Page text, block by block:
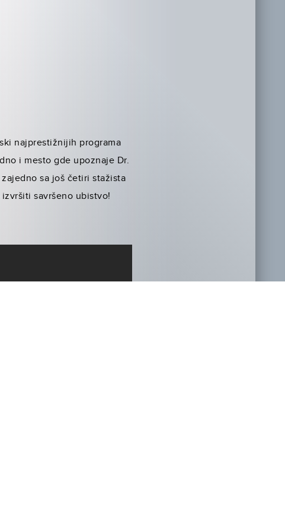
najprestižnijih programa
i mesto gde upoznaje Dr.
sa još četiri stažista
savršeno ubistvo!